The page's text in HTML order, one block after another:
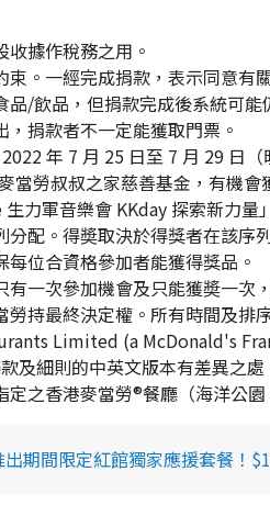
i
d
e
o
據作稅務之用。
束。一經完成捐款，表示同意有
品/飲品，但捐款完成後系統可
，捐款者不一定能獲取門票。
年 7 月 25 日至 7 月 29 日
當勞叔叔之家慈善基金，有機
力軍音樂會 KKday 探索新力
分配。得奬取決於得獎者在該序
位合資格參加者能獲得獎品。
有一次參加機會及只能獲奬一次
勞持最終決定權。所有時間及排
Limited (a McDonald's
及細則的中英文版本有差異之處
定之香港麥當勞®️餐廳（海洋公
期間限定紅館獨家應援套餐！